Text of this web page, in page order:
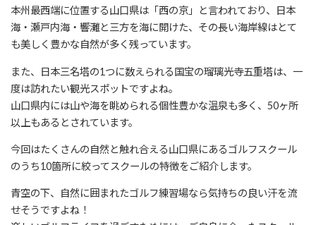
本州最西端に位置する山口県は「西の京」と言われており、日本
海・瀬戸内海・響灘と三方を海に開けた、その長い海岸線はとて
も美しく豊かな自然が多く残っています。
また、日本三名塔の1つに数えられる国宝の瑠璃光寺五重塔は、一
度は訪れたい観光スポットですよね。
山口県内には山や海を眺められる個性豊かな温泉も多く、50ヶ所
以上もあるとされています。
今回はたくさんの自然と触れ合える山口県にあるゴルフスクール
のうち10箇所に絞ってスクールの特徴をご紹介します。
青空の下、自然に囲まれたゴルフ練習場なら気持ちの良い汗を流
せそうですよね！